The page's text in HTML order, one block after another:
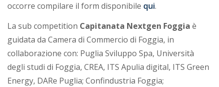
occorre compilare il form disponibile qui.
La sub competition Capitanata Nextgen Foggia è
guidata da Camera di Commercio di Foggia, in
collaborazione con: Puglia Sviluppo Spa, Università
degli studi di Foggia, CREA, ITS Apulia digital, ITS Green
Energy, DARe Puglia; Confindustria Foggia;